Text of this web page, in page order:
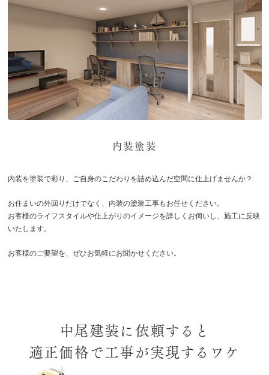
内装塗装
内装を塗装で彩り、ご自身のこだわりを詰め込んだ空間に仕上げませんか？
お住まいの外回りだけでなく、内装の塗装工事もお任せください。
お客様のライフスタイルや仕上がりのイメージを詳しくお伺いし、施工に反映
いたします。
お客様のご要望を、ぜひお気軽にお聞かせください。
中尾建装に依頼すると
適正価格で工事が実現するワケ